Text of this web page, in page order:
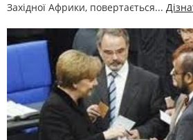
Західної Африки, повертається...